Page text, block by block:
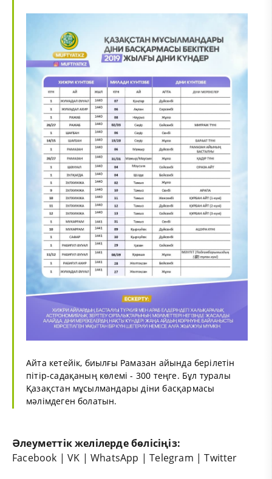
Айта кетейік, биылғы Рамазан айында берілетін
пітір-садақаның көлемі - 300 теңге. Бұл туралы
Қазақстан мұсылмандары діни басқармасы
мәлімдеген болатын.
Әлеуметтік желілерде бөлісіңіз:
Facebook |VK |WhatsApp |Telegram |Twitter